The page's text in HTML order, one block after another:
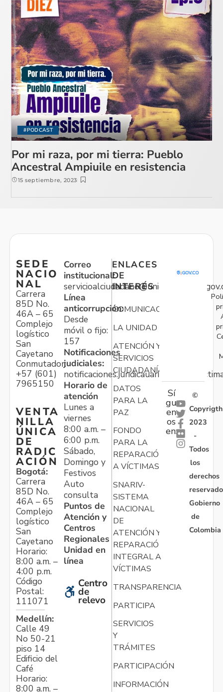
#PODCAST
Por mi raza, por mi tierra: Pueblo
Ancestral Ampiuile en resistencia
15 septiembre, 2023
SEDE
NACIO
NAL
Carrera
85D No.
46A – 65
Complejo
logístico
San
Cayetano
Conmutador:
+57 (601)
7965150
VENTA
NILLA
ÚNICA
DE
RADIC
ACIÓN
Bogotá:
Carrera
85D No.
46A – 65
Complejo
logístico
San
Cayetano
Horario:
8:00 a.m. –
4:00 p.m.
Código
Postal:
111071
Medellín:
Calle 49
No 50-21
piso 14
Edificio del
Café
Horario:
8:00 a.m. –
Correo
institucional:
Línea
anticorrupción:
Desde
móvil o fijo:
157
Notificaciones
judiciales:
Horario de
atención
Lunes a
viernes
8:00 a.m. –
6:00 p.m.
Sábado,
Domingo y
Festivos
Auto
consulta
Puntos de
Atención y
Centros
Regionales
Unidad en
línea
Centro
de
relevo
ENLACES
DE
INTERÉS
COMUNICACIONES
LA UNIDAD
ATENCIÓN Y
SERVICIOS
CIUDADANÍA
DATOS
PARA LA
PAZ
FONDO
PARA LA
REPARACIÓN
A VÍCTIMAS
SNARIV-
SISTEMA
NACIONAL
DE
ATENCIÓN Y
REPARACIÓN
INTEGRAL A
VÍCTIMAS
TRANSPARENCIA
PARTICIPA
SERVICIOS
Y
TRÁMITES
PARTICIPACIÓN
INFORMACIÓN
Sí
gu
en
os
en:
©
Copyrigth
2023
-
Todos
los
derechos
Gobierno
de
Colombia